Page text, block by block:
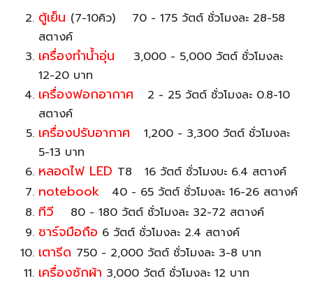
ตู้เย็น (7-10คิว) 70 - 175 วัตต์ ชั่วโมงละ 28-58
สตางค์
เครื่องทำน้ำอุ่น
3,000 - 5,000 วัตต์ ชั่วโมงละ
12-20 บาท
เครื่องฟอกอากาศ
2 - 25 วัตต์ ชั่วโมงละ 0.8-10
สตางค์
เครื่องปรับอากาศ
1,200 - 3,300 วัตต์ ชั่วโมงละ
5-13 บาท
หลอดไฟ LED T8 16 วัตต์ ชั่วโมงบะ 6.4 สตางค์
notebook 40 - 65 วัตต์ ชั่วโมงละ 16-26 สตางค์
ทีวี 80 - 180 วัตต์ ชั่วโมงละ 32-72 สตางค์
ชาร์จมือถือ 6 วัตต์ ชั่วโมงละ 2.4 สตางค์
เตารีด 750 - 2,000 วัตต์ ชั่วโมงละ 3-8 บาท
เครื่องซักผ้า 3,000 วัตต์ ชั่วโมงละ 12 บาท